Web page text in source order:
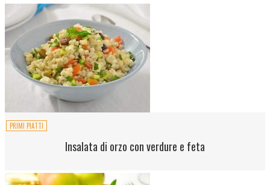
PRIMI PIATTI
Insalata di orzo con verdure e feta